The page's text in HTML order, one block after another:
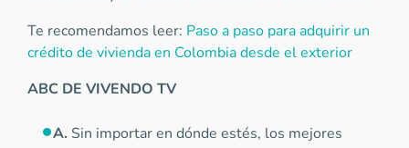
Te recomendamos leer: Paso a paso para adquirir un
crédito de vivienda en Colombia desde el exterior
ABC DE VIVENDO TV
A. Sin importar en dónde estés, los mejores